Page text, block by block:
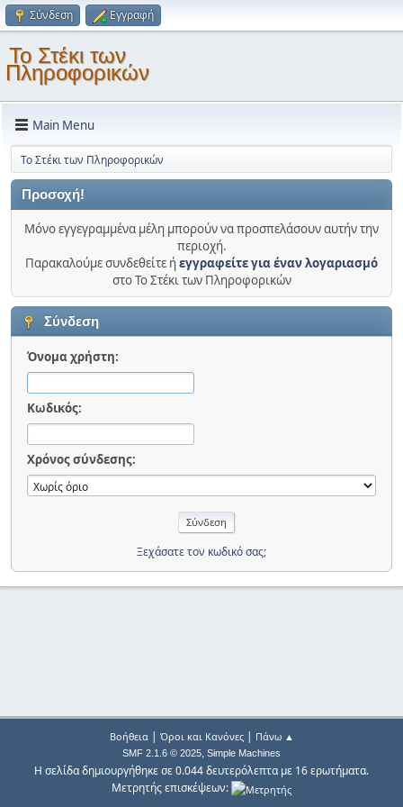
Σύνδεση Εγγραφή
Το Στέκι των
Πληροφορικών
Main Menu
Το Στέκι των Πληροφορικών
Προσοχή!
Μόνο εγγεγραμμένα μέλη μπορούν να προσπελάσουν αυτήν την
περιοχή.
Παρακαλούμε συνδεθείτε ήεγγραφείτε για έναν λογαριασμό
στο Το Στέκι των Πληροφορικών
Σύνδεση
Όνομα χρήστη:
Κωδικός:
Χρόνος σύνδεσης:
Ξεχάσατε τον κωδικό σας;
Βοήθεια| Όροι και Κανόνες| Πάνω ▲
SMF 2.1.6 © 2025, Simple Machines
Η σελίδα δημιουργήθηκε σε 0.044 δευτερόλεπτα με 16 ερωτήματα.
Μετρητής επισκέψεων: